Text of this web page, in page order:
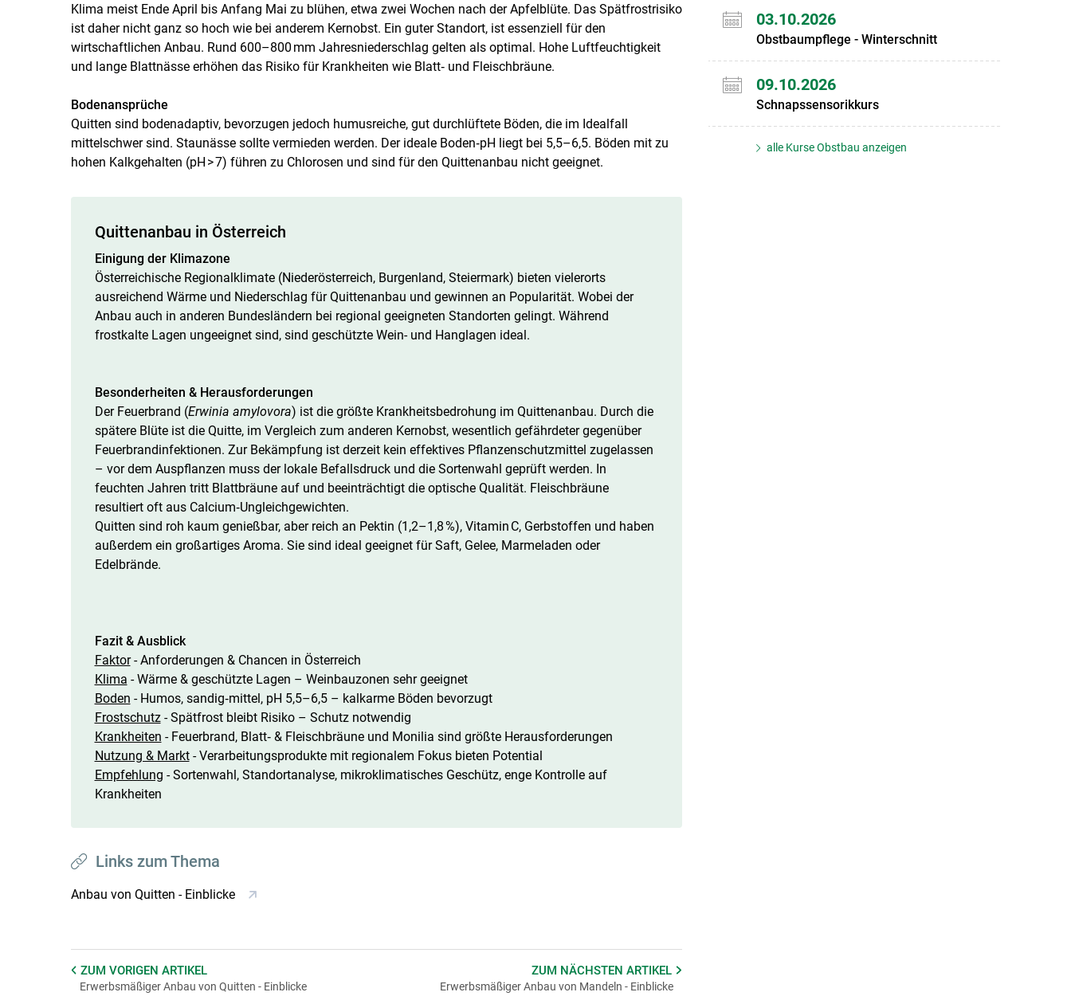
Klima meist Ende April bis Anfang Mai zu blühen, etwa zwei Wochen nach der Apfelblüte. Das Spätfrostrisiko
ist daher nicht ganz so hoch wie bei anderem Kernobst. Ein guter Standort, ist essenziell für den
wirtschaftlichen Anbau. Rund 600–800 mm Jahresniederschlag gelten als optimal. Hohe Luftfeuchtigkeit
und lange Blattnässe erhöhen das Risiko für Krankheiten wie Blatt‑ und Fleischbräune.
Bodenansprüche
Quitten sind bodenadaptiv, bevorzugen jedoch humusreiche, gut durchlüftete Böden, die im Idealfall
mittelschwer sind. Staunässe sollte vermieden werden. Der ideale Boden‑pH liegt bei 5,5–6,5. Böden mit zu
hohen Kalkgehalten (pH > 7) führen zu Chlorosen und sind für den Quittenanbau nicht geeignet.
Quittenanbau in Österreich
Einigung der Klimazone
Österreichische Regionalklimate (Niederösterreich, Burgenland, Steiermark) bieten vielerorts
ausreichend Wärme und Niederschlag für Quittenanbau und gewinnen an Popularität. Wobei der
Anbau auch in anderen Bundesländern bei regional geeigneten Standorten gelingt. Während
frostkalte Lagen ungeeignet sind, sind geschützte Wein- und Hanglagen ideal.
Besonderheiten & Herausforderungen
Der Feuerbrand (Erwinia amylovora) ist die größte Krankheitsbedrohung im Quittenanbau. Durch die
spätere Blüte ist die Quitte, im Vergleich zum anderen Kernobst, wesentlich gefährdeter gegenüber
Feuerbrandinfektionen. Zur Bekämpfung ist derzeit kein effektives Pflanzenschutzmittel zugelassen
– vor dem Auspflanzen muss der lokale Befallsdruck und die Sortenwahl geprüft werden. In
feuchten Jahren tritt Blattbräune auf und beeinträchtigt die optische Qualität. Fleischbräune
resultiert oft aus Calcium‑Ungleichgewichten.
Quitten sind roh kaum genießbar, aber reich an Pektin (1,2–1,8 %), Vitamin C, Gerbstoffen und haben
außerdem ein großartiges Aroma. Sie sind ideal geeignet für Saft, Gelee, Marmeladen oder
Edelbrände.
Fazit & Ausblick
Faktor- Anforderungen & Chancen in Österreich
Klima - Wärme & geschützte Lagen – Weinbauzonen sehr geeignet
Boden - Humos, sandig‑mittel, pH 5,5–6,5 – kalkarme Böden bevorzugt
Frostschutz- Spätfrost bleibt Risiko – Schutz notwendig
Krankheiten - Feuerbrand, Blatt‑ & Fleischbräune und Monilia sind größte Herausforderungen
Nutzung & Markt- Verarbeitungsprodukte mit regionalem Fokus bieten Potential
Empfehlung - Sortenwahl, Standortanalyse, mikroklimatisches Geschütz, enge Kontrolle auf
Krankheiten
Links zum Thema
Anbau von Quitten - Einblicke
ZUM VORIGEN ARTIKEL
Erwerbsmäßiger Anbau von Quitten - Einblicke
ZUM NÄCHSTENARTIKEL
Erwerbsmäßiger Anbau von Mandeln - Einblicke
03.10.2026
Obstbaumpflege - Winterschnitt
09.10.2026
Schnapssensorikkurs
alle Kurse Obstbau anzeigen